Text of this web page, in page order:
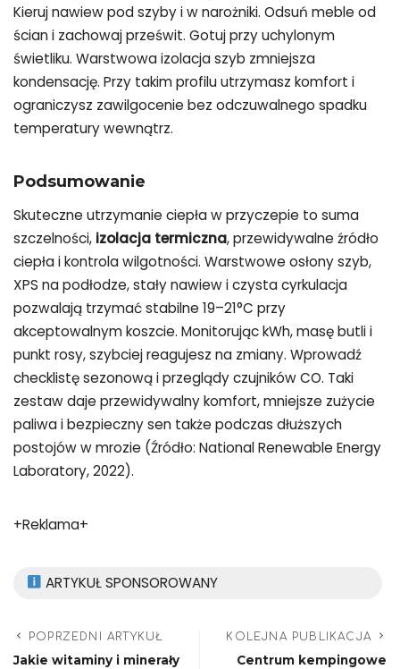
Kieruj nawiew pod szyby i w narożniki. Odsuń meble od
ścian i zachowaj prześwit. Gotuj przy uchylonym
świetliku. Warstwowa izolacja szyb zmniejsza
kondensację. Przy takim profilu utrzymasz komfort i
ograniczysz zawilgocenie bez odczuwalnego spadku
temperatury wewnątrz.
Podsumowanie
Skuteczne utrzymanie ciepła w przyczepie to suma
szczelności, izolacja termiczna, przewidywalne źródło
ciepła i kontrola wilgotności. Warstwowe osłony szyb,
XPS na podłodze, stały nawiew i czysta cyrkulacja
pozwalają trzymać stabilne 19–21°C przy
akceptowalnym koszcie. Monitorując kWh, masę butli i
punkt rosy, szybciej reagujesz na zmiany. Wprowadź
checklistę sezonową i przeglądy czujników CO. Taki
zestaw daje przewidywalny komfort, mniejsze zużycie
paliwa i bezpieczny sen także podczas dłuższych
postojów w mrozie (Źródło: National Renewable Energy
Laboratory, 2022).
+Reklama+
ARTYKUŁ SPONSOROWANY
POPRZEDNI ARTYKUŁ
Jakie witaminy i minerały
KOLEJNA PUBLIKACJA
Centrum kempingowe